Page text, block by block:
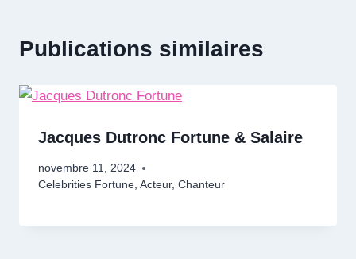
Publications similaires
Jacques Dutronc Fortune & Salaire
novembre 11, 2024
Celebrities Fortune, Acteur, Chanteur